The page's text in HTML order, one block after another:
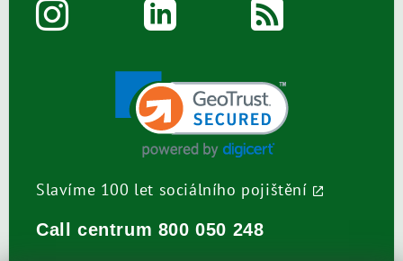
Slavíme 100 let sociálního pojištění
Call centrum 800 050 248